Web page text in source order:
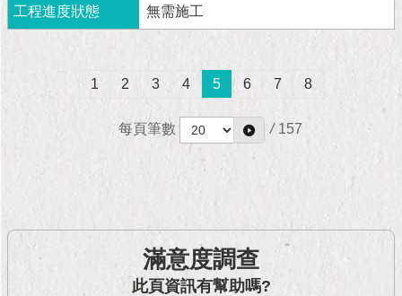
無需施工
1 2 3 4 5 6 7 8
每頁筆數 / 157
滿意度調查
此頁資訊有幫助嗎?